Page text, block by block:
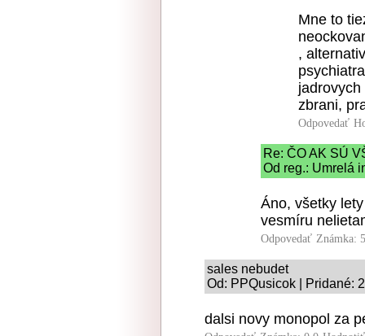
Mne to
,
zbrani,
Odpovedať
Re: ČO AK SÚ
Od reg.: Umrelá
Áno, všetky
vesmíru
Odpovedať Známka:
sales nebudet
Od: PPQusicok | Pridané:
dalsi novy monopol za